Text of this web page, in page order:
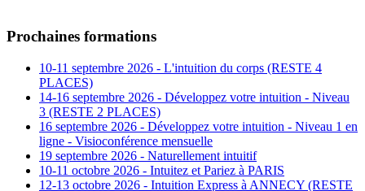
Prochaines formations
10-11 septembre 2026 - L'intuition du corps (RESTE 4
PLACES)
14-16 septembre 2026 - Développez votre intuition - Niveau
3 (RESTE 2 PLACES)
16 septembre 2026 - Développez votre intuition - Niveau 1 en
ligne - Visioconférence mensuelle
19 septembre 2026 - Naturellement intuitif
10-11 octobre 2026 - Intuitez et Pariez à PARIS
12-13 octobre 2026 - Intuition Express à ANNECY (RESTE